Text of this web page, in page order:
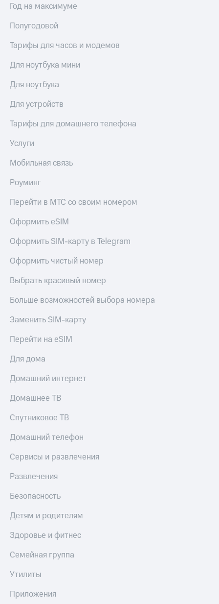
Год на максимуме
Полугодовой
Тарифы для часов и модемов
Для ноутбука мини
Для ноутбука
Для устройств
Тарифы для домашнего телефона
Услуги
Мобильная связь
Роуминг
Перейти в МТС со своим номером
Оформить eSIM
Оформить SIM-карту в Telegram
Оформить чистый номер
Выбрать красивый номер
Больше возможностей выбора номера
Заменить SIM-карту
Перейти на eSIM
Для дома
Домашний интернет
Домашнее ТВ
Спутниковое ТВ
Домашний телефон
Сервисы и развлечения
Развлечения
Безопасность
Детям и родителям
Здоровье и фитнес
Семейная группа
Утилиты
Приложения